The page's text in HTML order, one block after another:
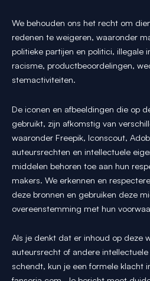
We behouden ons het recht om
redenen te weigeren, waaronder
politieke partijen en politici, illegale
racisme, productbeoordelingen,
stemactiviteiten.
De iconen en afbeeldingen die op
gebruikt, zijn afkomstig van
waaronder Freepik, Iconscout,
auteursrechten en intellectuele
middelen behoren toe aan hun
makers. We erkennen en
deze bronnen en gebruiken deze
overeenstemming met hun
Als je denkt dat er inhoud op deze
auteursrecht of andere
schendt, kun je een formele klacht